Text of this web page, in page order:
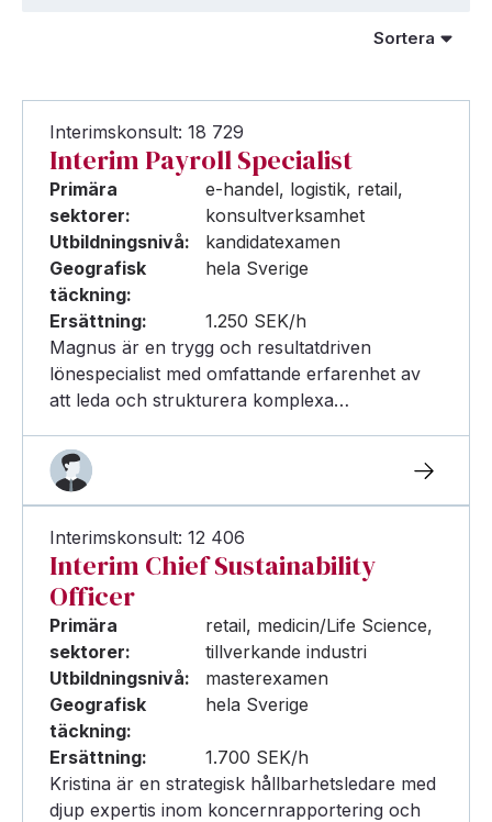
Interimskonsult: 18 729
Interim Payroll Specialist
Primära
sektorer:
e-handel, logistik, retail,
konsultverksamhet
Utbildningsnivå:
kandidatexamen
Geografisk
täckning:
hela Sverige
Ersättning:
1.250 SEK/h
Magnus är en trygg och resultatdriven
lönespecialist med omfattande erfarenhet av
att leda och strukturera komplexa…
Interimskonsult: 12 406
Interim Chief Sustainability
Officer
Primära
sektorer:
retail, medicin/Life Science,
tillverkande industri
Utbildningsnivå:
masterexamen
Geografisk
täckning:
hela Sverige
Ersättning:
1.700 SEK/h
Kristina är en strategisk hållbarhetsledare med
djup expertis inom koncernrapportering och